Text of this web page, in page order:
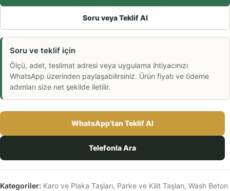
Soru veya Teklif Al
Soru ve teklif için
Ölçü, adet, teslimat adresi veya uygulama ihtiyacınızı
WhatsApp üzerinden paylaşabilirsiniz. Ürün fiyatı ve ödeme
adımları size net şekilde iletilir.
WhatsApp’tan Teklif Al
Telefonla Ara
Kategoriler: Karo ve Plaka Taşları, Parke ve Kilit Taşları, Wash Beton